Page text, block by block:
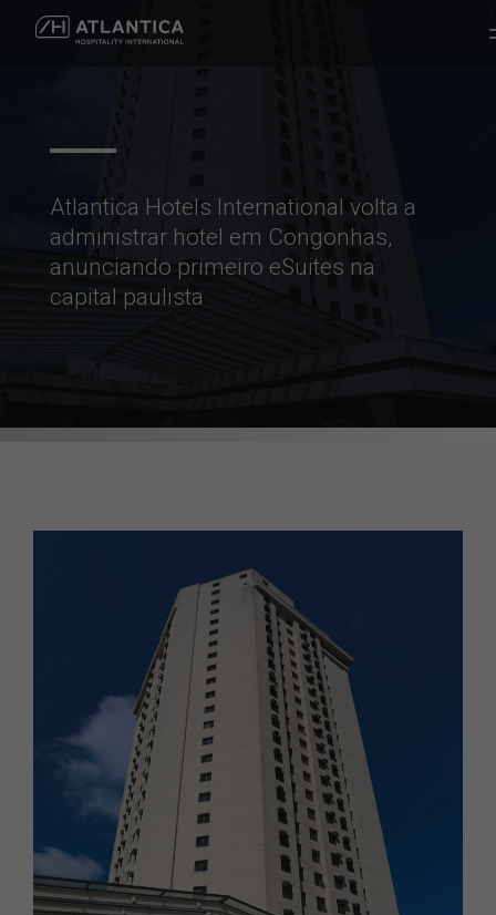
Atlantica Hotels International volta a
administrar hotel em Congonhas,
anunciando primeiro eSuites na
capital paulista